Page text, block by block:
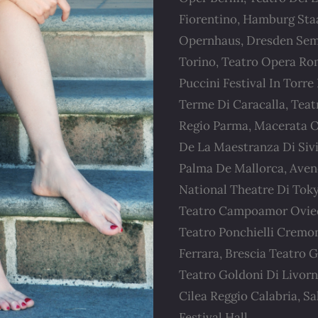
Fiorentino, Hamburg
Opernhaus, Dresden
Torino, Teatro Opera
Puccini Festival In
Terme Di Caracalla,
Regio Parma, Macerata
De La Maestranza Di
Palma De Mallorca,
National Theatre Di
Teatro Campoamor
Teatro Ponchielli
Ferrara, Brescia Teatro
Teatro Goldoni Di
Cilea Reggio Calabria,